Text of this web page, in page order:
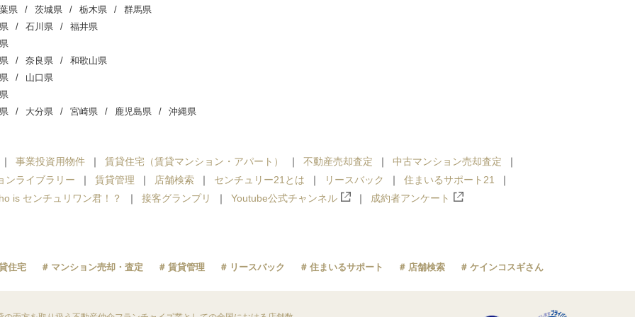
県 茨城県 栃木県
群馬県
石川県
福井県
奈良県
和歌山県
山口県
大分県 宮崎県 鹿児島県 沖縄県
事業投資用物件 賃貸住宅（賃貸マンション・アパート） 不動産売却査定
中古マンション売却査定
ンライブラリー
賃貸管理 店舗検索 センチュリー21とは リースバック
住まいるサポート21
is センチュリワン君！？
接客グランプリ Youtube公式チャンネル 成約者アンケート
住宅 マンション売却・査定 賃貸管理 リースバック 住まいるサポート 店舗検索 ケインコスギさん